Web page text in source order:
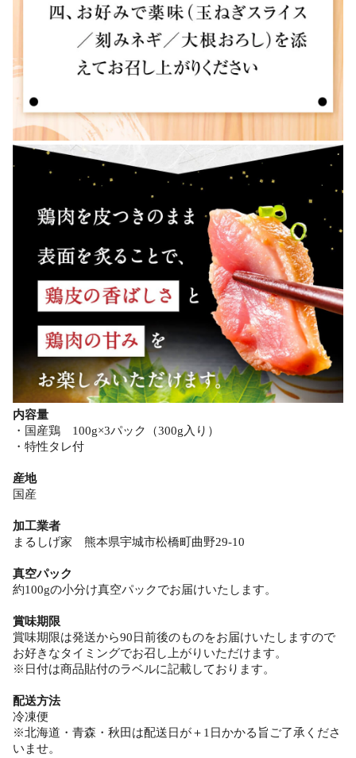
内容量
・国産鶏 100g×3パック（300g入り）
・特性タレ付
産地
国産
加工業者
まるしげ家 熊本県宇城市松橋町曲野29-10
真空パック
約100gの小分け真空パックでお届けいたします。
賞味期限
賞味期限は発送から90日前後のものをお届けいたしますので
お好きなタイミングでお召し上がりいただけます。
※日付は商品貼付のラベルに記載しております。
配送方法
冷凍便
※北海道・青森・秋田は配送日が＋1日かかる旨ご了承くださ
いませ。